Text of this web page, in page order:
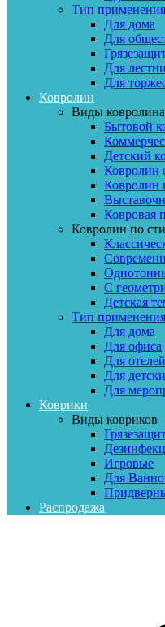
Тип применения
Для дома
Для
Для
Для
Ковролин
Виды ковролина
Бытовой
Детский
Ковролин
Ковролин
Ковровая
Ковролин по
С
Детская
Тип применения
Для дома
Для офиса
Для
Для
Для
Коврики
Виды ковриков
Игровые
Для
Распродажа